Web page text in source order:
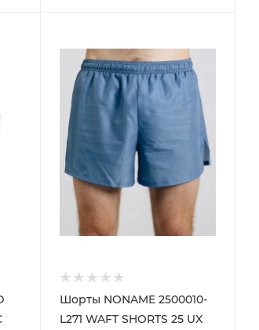
Шорты NONAME 2500010-
L271 WAFT SHORTS 25 UX